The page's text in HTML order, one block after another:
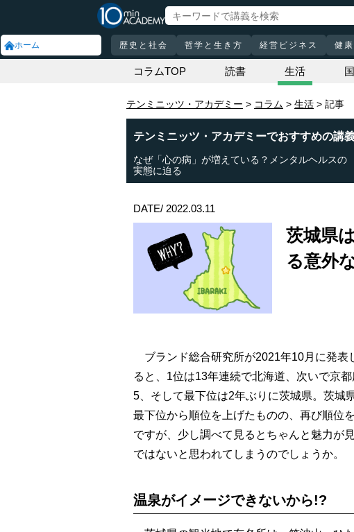
ホーム 歴史と社会 哲学と生き方 経営ビジネス 健
コラムTOP 読書 生活
テンミニッツ・アカデミー コラム 生活 記事
テンミニッツ・アカデミーでおすすめの講
なぜ「心の病」が増えている？メンタルヘルスの
実態に迫る
DATE/ 2022.03.11
茨城県
る意外
ブランド総合研究所が2021年10月に発表
ると、1位は13年連続で北海道、次いで京
5、そして最下位は2年ぶりに茨城県。茨城
最下位から順位を上げたものの、再び順位
ですが、少し調べて見るとちゃんと魅力が
ではないと思われてしまうのでしょうか。
温泉がイメージできないから!?